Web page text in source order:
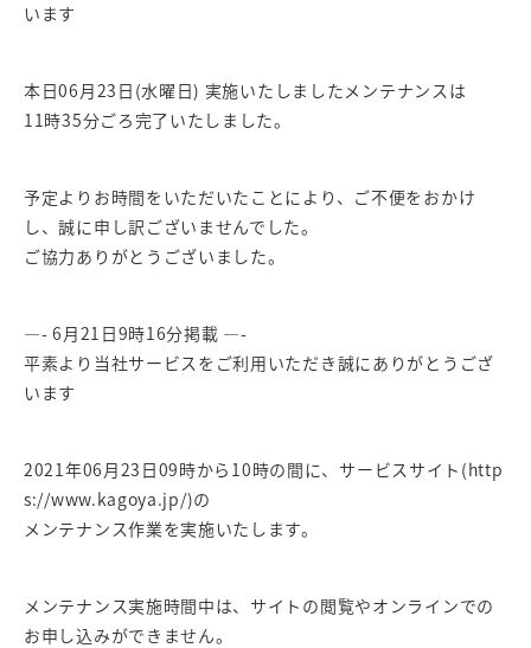
います
本日06月23日(水曜日) 実施いたしましたメンテナンスは
11時35分ごろ完了いたしました。
予定よりお時間をいただいたことにより、ご不便をおかけ
し、誠に申し訳ございませんでした。
ご協力ありがとうございました。
—- 6月21日9時16分掲載 —-
平素より当社サービスをご利用いただき誠にありがとうござ
います
2021年06月23日09時から10時の間に、サービスサイト(http
s://www.kagoya.jp/)の
メンテナンス作業を実施いたします。
メンテナンス実施時間中は、サイトの閲覧やオンラインでの
お申し込みができません。